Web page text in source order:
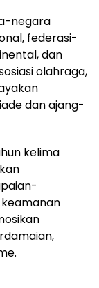
negara
federasi-
dan
olahraga,
dan ajang-
kelima